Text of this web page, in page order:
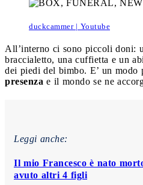
duckcammer | Youtube
All’interno ci sono piccoli doni:
braccialetto, una cuffietta e un
dei piedi del bimbo. E’ un modo
presenza e il mondo se ne
Leggi anche:
Il mio Francesco è nato
avuto altri 4 figli